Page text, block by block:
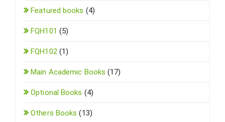
Featured books (4)
FQH101 (5)
FQH102(1)
Main Academic Books (17)
Optional Books (4)
Others Books (13)